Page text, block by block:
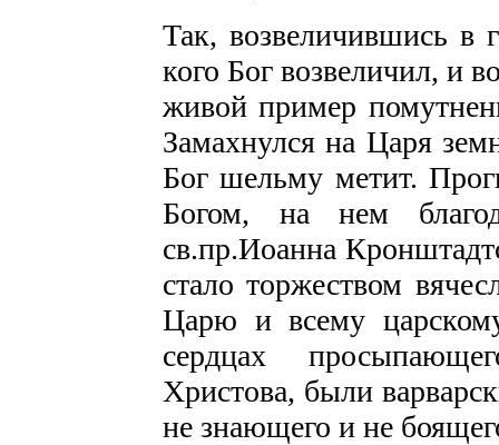
Так, возвеличившись в
кого Бог возвеличил, и
живой пример
Замахнулся на Царя
Бог шельму метит.
Богом, на нем
св.пр.Иоанна
стало торжеством
Царю и всему
сердцах
Христова, были
не знающего и не